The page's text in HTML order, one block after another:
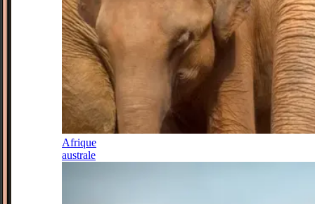
Afrique
australe